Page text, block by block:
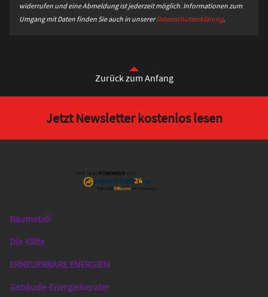
widerrufen und eine Abmeldung ist jederzeit möglich. Informationen zum
Umgang mit Daten finden Sie auch in unsererDatenschutzerklärung.
Zurück zum Anfang
Jetzt Newsletter kostenlos lesen
Das
Gentner
Baumetall
Die Kälte
ERNEUERBARE ENERGIEN
Gebäude-Energieberater